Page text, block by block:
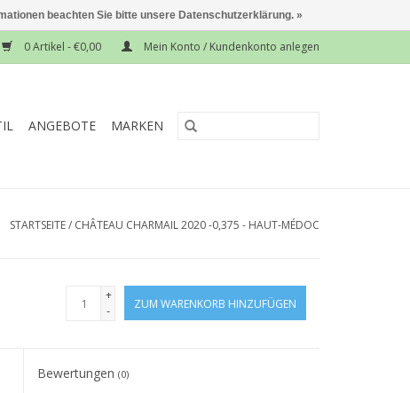
0 Artikel - €0,00 Mein Konto / Kundenkonto anlegen
ANGEBOTE MARKEN
STARTSEITE/ CHÂTEAU CHARMAIL 2020 -0,375 - HAUT-MÉDOC
+
-
ZUM WARENKORB HINZUFÜGEN
Bewertungen(0)
beachten Sie bitte unsere Datenschutzerklärung. »